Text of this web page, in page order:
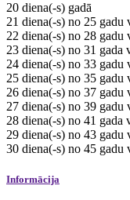
20 diena(-s) gadā
21 diena(-s) no 25 gadu
22 diena(-s) no 28 gadu
23 diena(-s) no 31 gada
24 diena(-s) no 33 gadu
25 diena(-s) no 35 gadu
26 diena(-s) no 37 gadu
27 diena(-s) no 39 gadu
28 diena(-s) no 41 gada
29 diena(-s) no 43 gadu
30 diena(-s) no 45 gadu
Informācija